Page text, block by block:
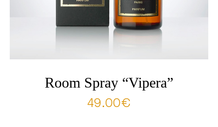
Room Spray “Vipera”
49.00€